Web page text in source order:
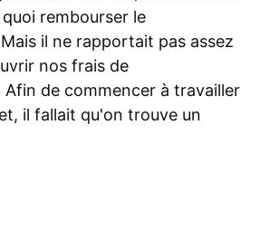
rembourser le
il ne rapportait pas assez
nos frais de
de commencer à travailler
il fallait qu'on trouve un